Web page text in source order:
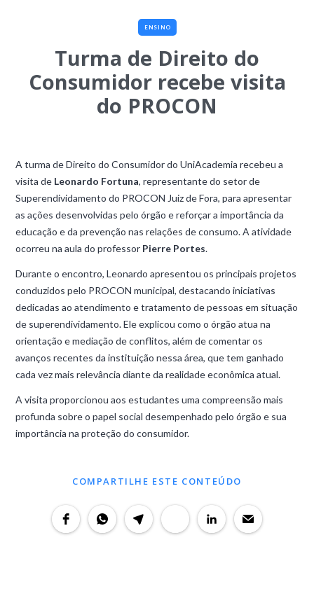
ENSINO
Turma de Direito do
Consumidor recebe visita
do PROCON
A turma de Direito do Consumidor do UniAcademia recebeu a
visita de Leonardo Fortuna, representante do setor de
Superendividamento do PROCON Juiz de Fora, para apresentar
as ações desenvolvidas pelo órgão e reforçar a importância da
educação e da prevenção nas relações de consumo. A atividade
ocorreu na aula do professor Pierre Portes.
Durante o encontro, Leonardo apresentou os principais projetos
conduzidos pelo PROCON municipal, destacando iniciativas
dedicadas ao atendimento e tratamento de pessoas em situação
de superendividamento. Ele explicou como o órgão atua na
orientação e mediação de conflitos, além de comentar os
avanços recentes da instituição nessa área, que tem ganhado
cada vez mais relevância diante da realidade econômica atual.
A visita proporcionou aos estudantes uma compreensão mais
profunda sobre o papel social desempenhado pelo órgão e sua
importância na proteção do consumidor.
COMPARTILHE ESTE CONTEÚDO